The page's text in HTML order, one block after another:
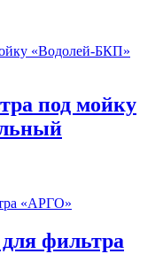
под мойку
фильтра